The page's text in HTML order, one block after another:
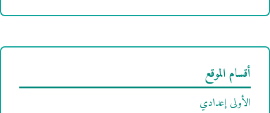
أقسام الموقع
الأولى إعدادي